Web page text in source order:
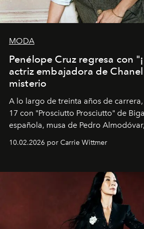
MODA
Penélope Cruz regresa con
actriz embajadora de
misterio
A lo largo de treinta años de
17 con "Prosciutto Prosciutto" de
española, musa de Pedro
Barcelona", ha dividido su tiempo
dirigida por Maggie Gyllenhaal.
10.02.2026 por Carrie Wittmer